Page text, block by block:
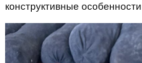
конструктивные